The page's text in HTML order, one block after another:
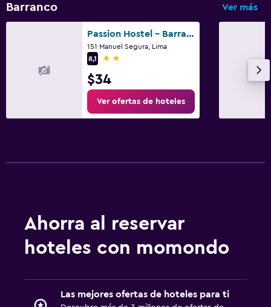
Barranco Ver más
Passion Hostel - Barranco
151 Manuel Segura, Lima
8,1
2 estrellas
$34
Ver ofertas de hoteles
Ahorra al reservar
hoteles con momondo
Las mejores ofertas de hoteles para ti